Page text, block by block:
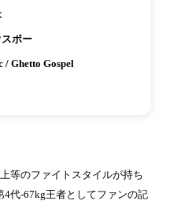
ポー
/ Ghetto Gospel
等のファイトスタイルが持ち
4代-67kg王者としてファンの記